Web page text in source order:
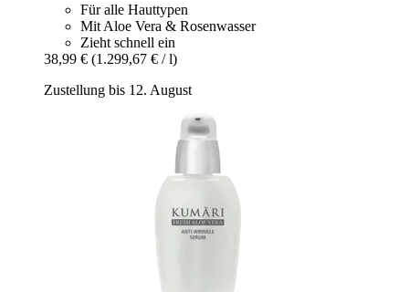
Für alle Hauttypen
Mit Aloe Vera & Rosenwasser
Zieht schnell ein
38,99 € (1.299,67 € / l)
Zustellung bis 12. August